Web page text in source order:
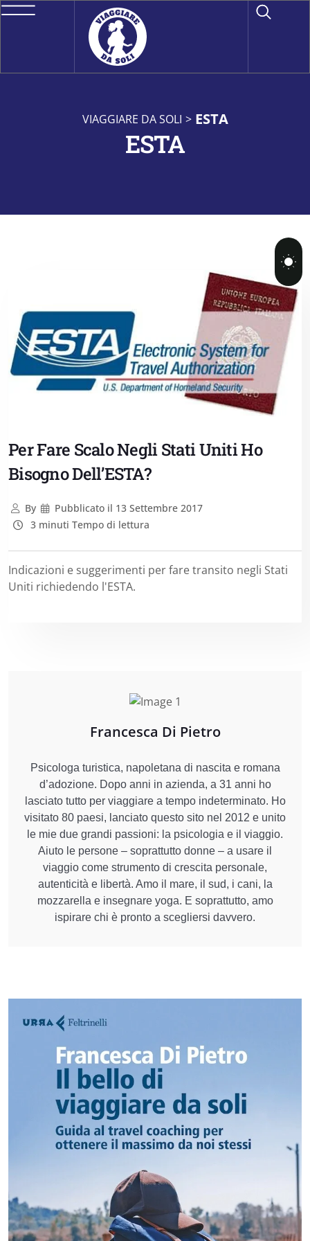
VIAGGIARE DA SOLI > ESTA
ESTA
Per Fare Scalo Negli Stati Uniti Ho
Bisogno Dell’ESTA?
By Pubblicato il 13 Settembre 2017
3 minuti Tempo di lettura
Indicazioni e suggerimenti per fare transito negli Stati
Uniti richiedendo l'ESTA.
Francesca Di Pietro
Psicologa turistica, napoletana di nascita e romana
d’adozione. Dopo anni in azienda, a 31 anni ho
lasciato tutto per viaggiare a tempo indeterminato. Ho
visitato 80 paesi, lanciato questo sito nel 2012 e unito
le mie due grandi passioni: la psicologia e il viaggio.
Aiuto le persone – soprattutto donne – a usare il
viaggio come strumento di crescita personale,
autenticità e libertà. Amo il mare, il sud, i cani, la
mozzarella e insegnare yoga. E soprattutto, amo
ispirare chi è pronto a scegliersi davvero.